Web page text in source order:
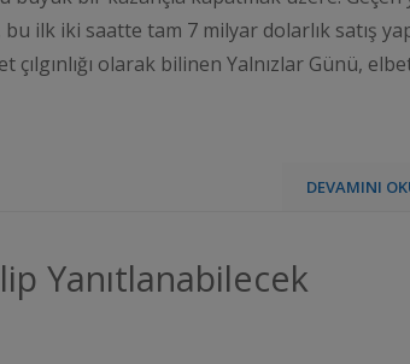
bu ilk iki saatte tam 7 milyar dolarlık satış
olarak bilinen Yalnızlar Günü,
DEVAMINI
Yanıtlanabilecek